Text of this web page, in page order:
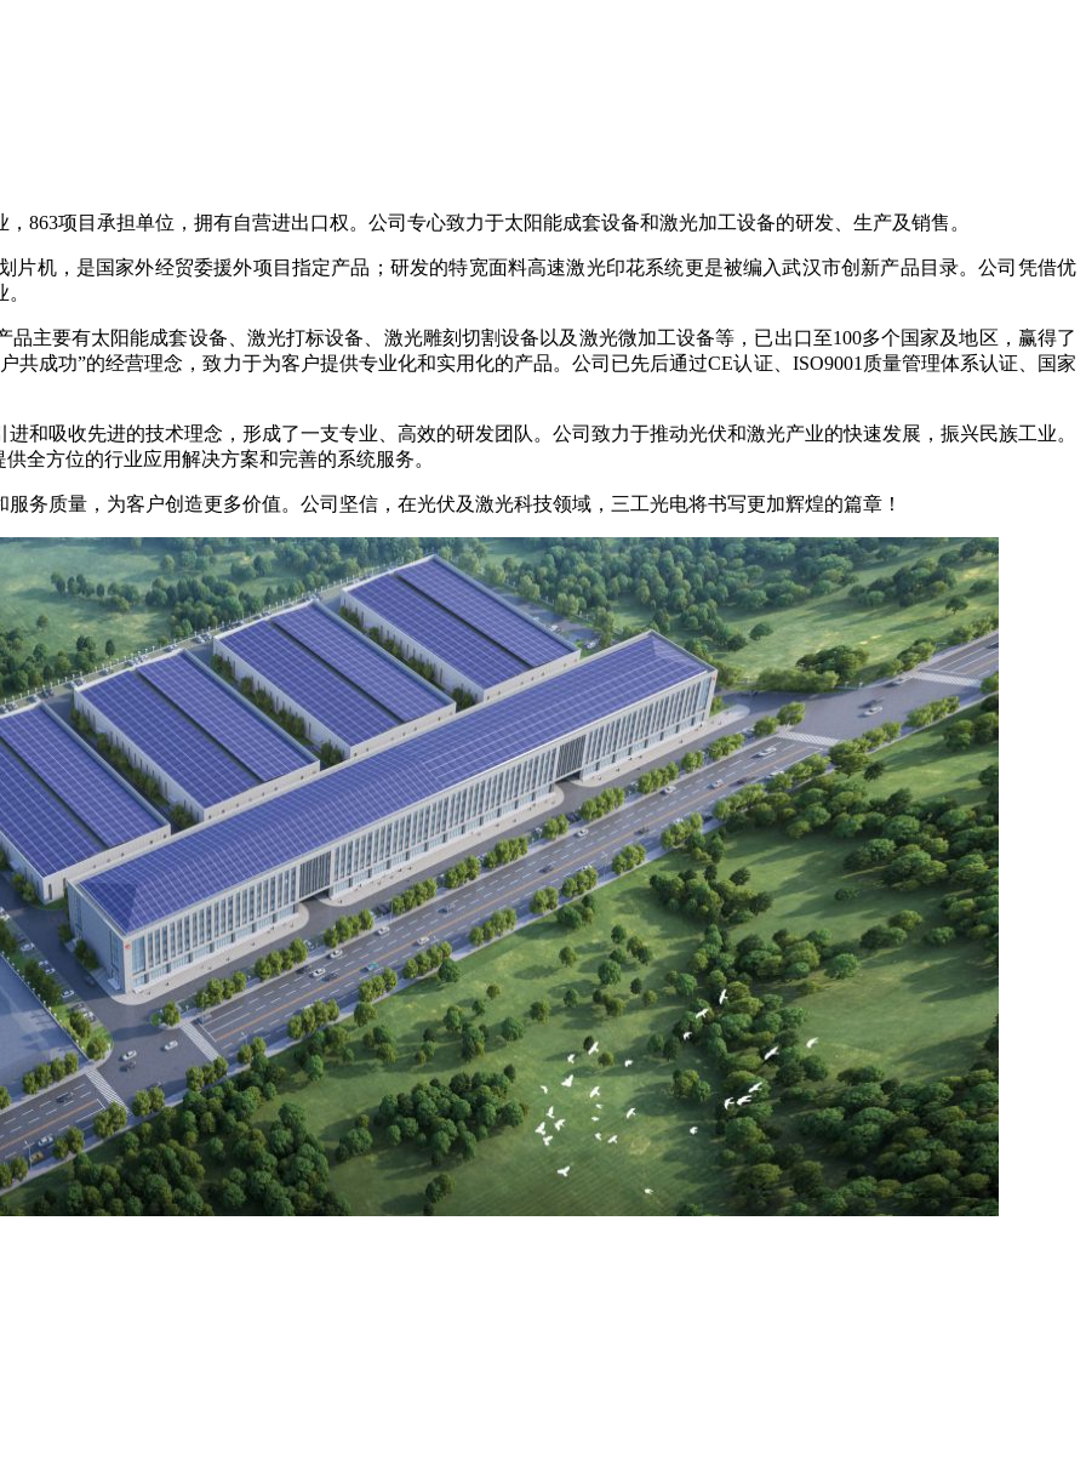
863项目承担单位，拥有自营进出口权。公司专心致力于太阳能成套设备和激光加工设备的研发、生产及销售。
片机，是国家外经贸委援外项目指定产品；研发的特宽面料高速激光印花系统更是被编入武汉市创新产品目录。公司凭借优
主要有太阳能成套设备、激光打标设备、激光雕刻切割设备以及激光微加工设备等，已出口至100多个国家及地区，赢得了
共成功”的经营理念，致力于为客户提供专业化和实用化的产品。公司已先后通过CE认证、ISO9001质量管理体系认证、国家
和吸收先进的技术理念，形成了一支专业、高效的研发团队。公司致力于推动光伏和激光产业的快速发展，振兴民族工业。
全方位的行业应用解决方案和完善的系统服务。
务质量，为客户创造更多价值。公司坚信，在光伏及激光科技领域，三工光电将书写更加辉煌的篇章！